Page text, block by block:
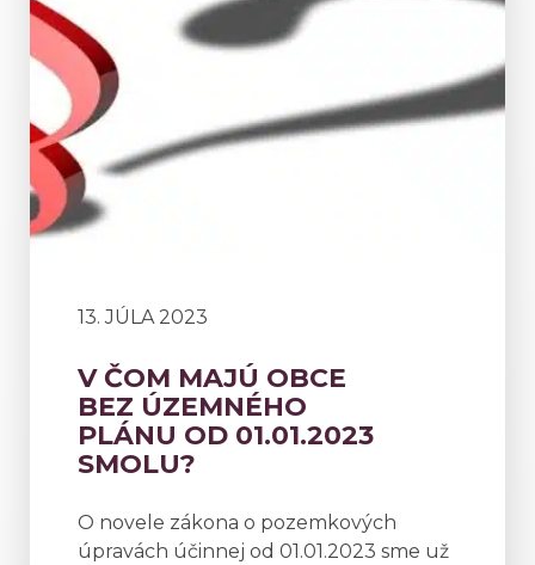
13. JÚLA 2023
V ČOM MAJÚ OBCE
BEZ ÚZEMNÉHO
PLÁNU OD 01.01.2023
SMOLU?
O novele zákona o pozemkových
úpravách účinnej od 01.01.2023 sme už